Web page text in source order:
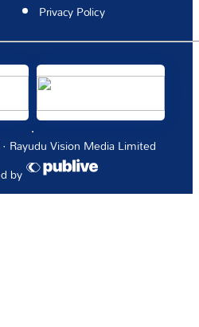
Privacy Policy
Rayudu Vision Media Limited
by